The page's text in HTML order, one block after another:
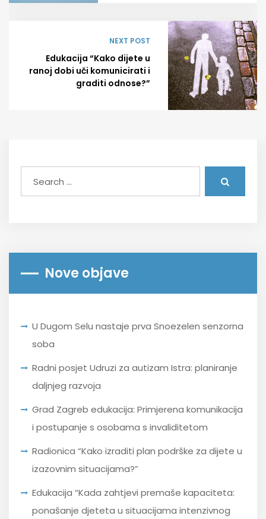
NEXT POST
Edukacija “Kako dijete u
ranoj dobi uči komunicirati i
graditi odnose?”
Nove objave
U Dugom Selu nastaje prva Snoezelen senzorna
soba
Radni posjet Udruzi za autizam Istra: planiranje
daljnjeg razvoja
Grad Zagreb edukacija: Primjerena komunikacija
i postupanje s osobama s invaliditetom
Radionica “Kako izraditi plan podrške za dijete u
izazovnim situacijama?”
Edukacija “Kada zahtjevi premaše kapaciteta:
ponašanje djeteta u situacijama intenzivnog